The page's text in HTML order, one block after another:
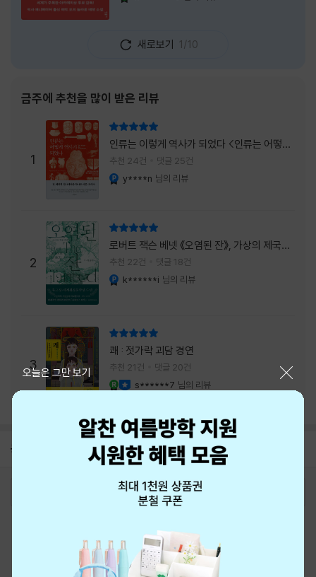
넘어가 있었다. 소설을 읽으면서 잘 만든 단편
애니메이션 여러 편을 차례로 보는 기분이 들었
선명하게 그려졌고, 한 편이 끝날 때마다 질문
이 뒤따라왔다. 감출 수 없는 세계는 더 다정할
까 「등껍질」의 세계에서 사람들은 저마다 다른
등껍질을 달고 살아간다. 몸의 일부이면서 한
사람을 표현하는 수단
새로보기 1/10
금주에 추천을 많이 받은 리뷰
1
인류는 이렇게 역사가 되었다 <인류는 어떻게
역사가 되었나>
추천 24건 댓글 25건
y****n 님의 리뷰
2
로버트 잭슨 베넷 《오염된 잔》, 가상의 제국이
주는 실감과 미스터리 사건의 치밀함이 이루어
내는 최상의 시너지...
추천 22건 댓글 18건
k******i 님의 리뷰
3
쾌 : 젓가락 괴담 경연
추천 21건 댓글 20건
s******7 님의 리뷰
공지 8월 신용카드 무이자할부 안내
오늘은 그만 보기
최근 본 상품
eBook 1:1문의/채팅상담
예스이십사(주) 사업자 정보